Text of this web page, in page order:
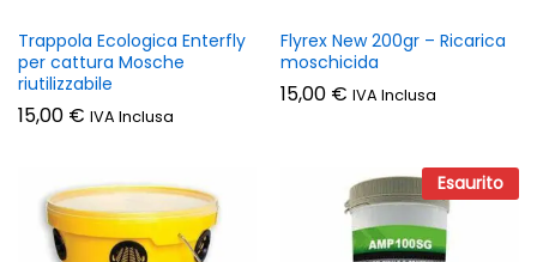
Trappola Ecologica Enterfly
per cattura Mosche
riutilizzabile
15,00 € IVA Inclusa
Flyrex New 200gr – Ricarica
moschicida
15,00 € IVA Inclusa
Esaurito